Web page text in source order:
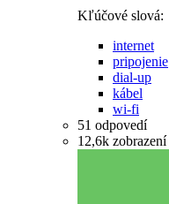
Kľúčové slová:
internet
pripojenie
dial-up
kábel
wi-fi
51 odpovedí
12,6k zobrazení